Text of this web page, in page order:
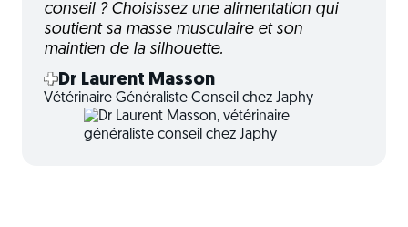
conseil ? Choisissez une alimentation qui
soutient sa masse musculaire et son
maintien de la silhouette.
Dr Laurent Masson
Vétérinaire Généraliste Conseil chez Japhy